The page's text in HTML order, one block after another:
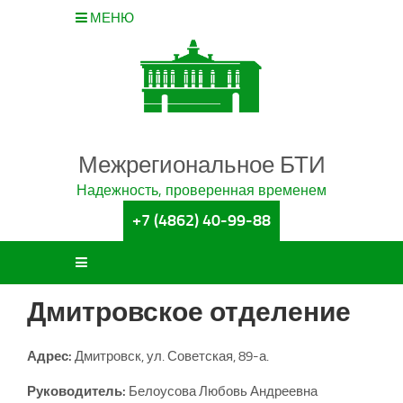
МЕНЮ
Межрегиональное БТИ
Надежность, проверенная временем
+7 (4862) 40-99-88
Дмитровское отделение
Адрес: Дмитровск, ул. Советская, 89-а.
Руководитель: Белоусова Любовь Андреевна